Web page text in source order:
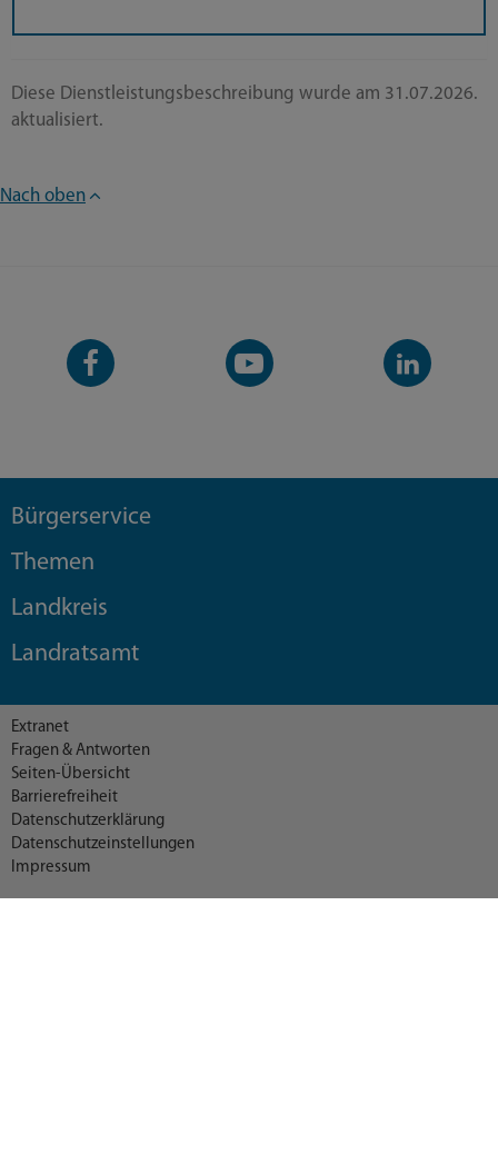
Diese Dienstleistungsbeschreibung wurde am 31.07.2026.
aktualisiert.
Nach oben
Facebook-
Seite
YouTube-
Kanal
LinkedIn-
Kanal
Bürgerservice
Themen
Landkreis
Landratsamt
Extranet
Fragen & Antworten
Seiten-Übersicht
Barrierefreiheit
Datenschutzerklärung
Datenschutzeinstellungen
Impressum